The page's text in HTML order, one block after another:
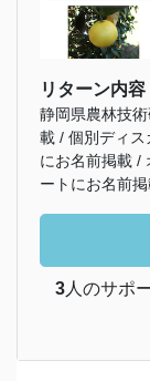
リターン内容
静岡県農林技
載 / 個別ディ
にお名前掲載 /
ートにお名前
3人のサポ